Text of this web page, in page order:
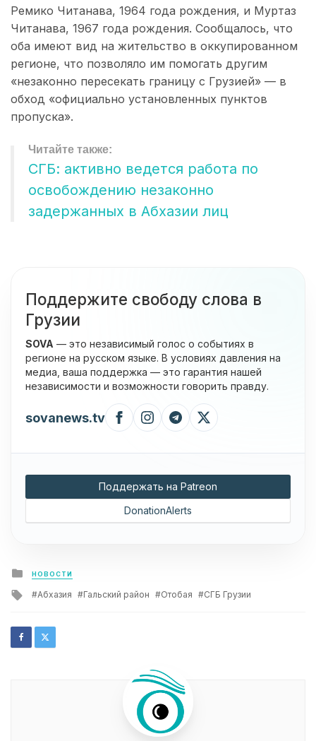
Ремико Читанава, 1964 года рождения, и Муртаз
Читанава, 1967 года рождения. Сообщалось, что
оба имеют вид на жительство в оккупированном
регионе, что позволяло им помогать другим
«незаконно пересекать границу с Грузией» — в
обход «официально установленных пунктов
пропуска».
СГБ: активно ведется работа по
освобождению незаконно
задержанных в Абхазии лиц
Поддержите свободу слова в
Грузии
SOVA — это независимый голос о событиях в
регионе на русском языке. В условиях давления на
медиа, ваша поддержка — это гарантия нашей
независимости и возможности говорить правду.
sovanews.tv
Поддержать на Patreon
DonationAlerts
Posted
in
НОВОСТИ
Tagged
Абхазия Гальский район Отобая СГБ Грузии